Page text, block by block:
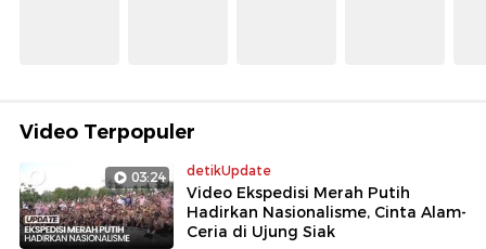
Video Terpopuler
03:24 detikUpdate
Video Ekspedisi Merah Putih
Hadirkan Nasionalisme, Cinta Alam-
Ceria di Ujung Siak